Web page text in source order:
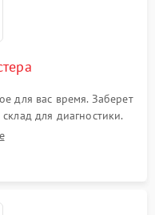
для вас время. Заберет
для диагностики.